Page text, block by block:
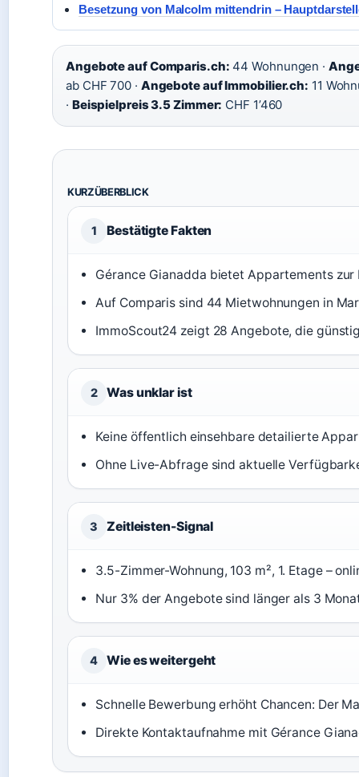
Besetzung von Malcolm mittendrin –
Angebote auf Comparis.ch: 44 Wohnungen ·
ab CHF 700 · Angebote auf Immobilier.ch: 11
· Beispielpreis 3.5 Zimmer: CHF 1’460
KURZÜBERBLICK
1 Bestätigte Fakten
Gérance Gianadda bietet Appartements
Auf Comparis sind 44 Mietwohnungen in
ImmoScout24 zeigt 28 Angebote, die
2 Was unklar ist
Keine öffentlich einsehbare detailierte
Ohne Live-Abfrage sind aktuelle
3 Zeitleisten-Signal
3.5-Zimmer-Wohnung, 103 m², 1. Etage –
Nur 3% der Angebote sind länger als 3
4 Wie es weitergeht
Schnelle Bewerbung erhöht Chancen: Der
Direkte Kontaktaufnahme mit Gérance